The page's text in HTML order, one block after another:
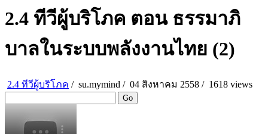
2.4 ทีวีผู้บริโภค ตอน ธรรมาภิ
บาลในระบบพลังงานไทย (2)
2.4 ทีวีผู้บริโภค / su.mymind / 04 สิงหาคม 2558 / 1618 views
Go